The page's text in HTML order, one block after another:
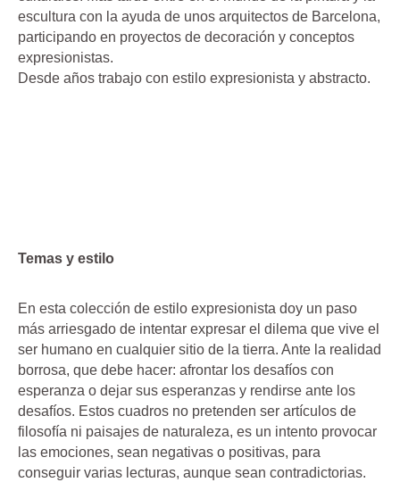
escultura con la ayuda de unos arquitectos de Barcelona,
participando en proyectos de decoración y conceptos
expresionistas.
Desde años trabajo con estilo expresionista y abstracto.
Temas y estilo
En esta colección de estilo expresionista doy un paso
más arriesgado de intentar expresar el dilema que vive el
ser humano en cualquier sitio de la tierra. Ante la realidad
borrosa, que debe hacer: afrontar los desafíos con
esperanza o dejar sus esperanzas y rendirse ante los
desafíos. Estos cuadros no pretenden ser artículos de
filosofía ni paisajes de naturaleza, es un intento provocar
las emociones, sean negativas o positivas, para
conseguir varias lecturas, aunque sean contradictorias.